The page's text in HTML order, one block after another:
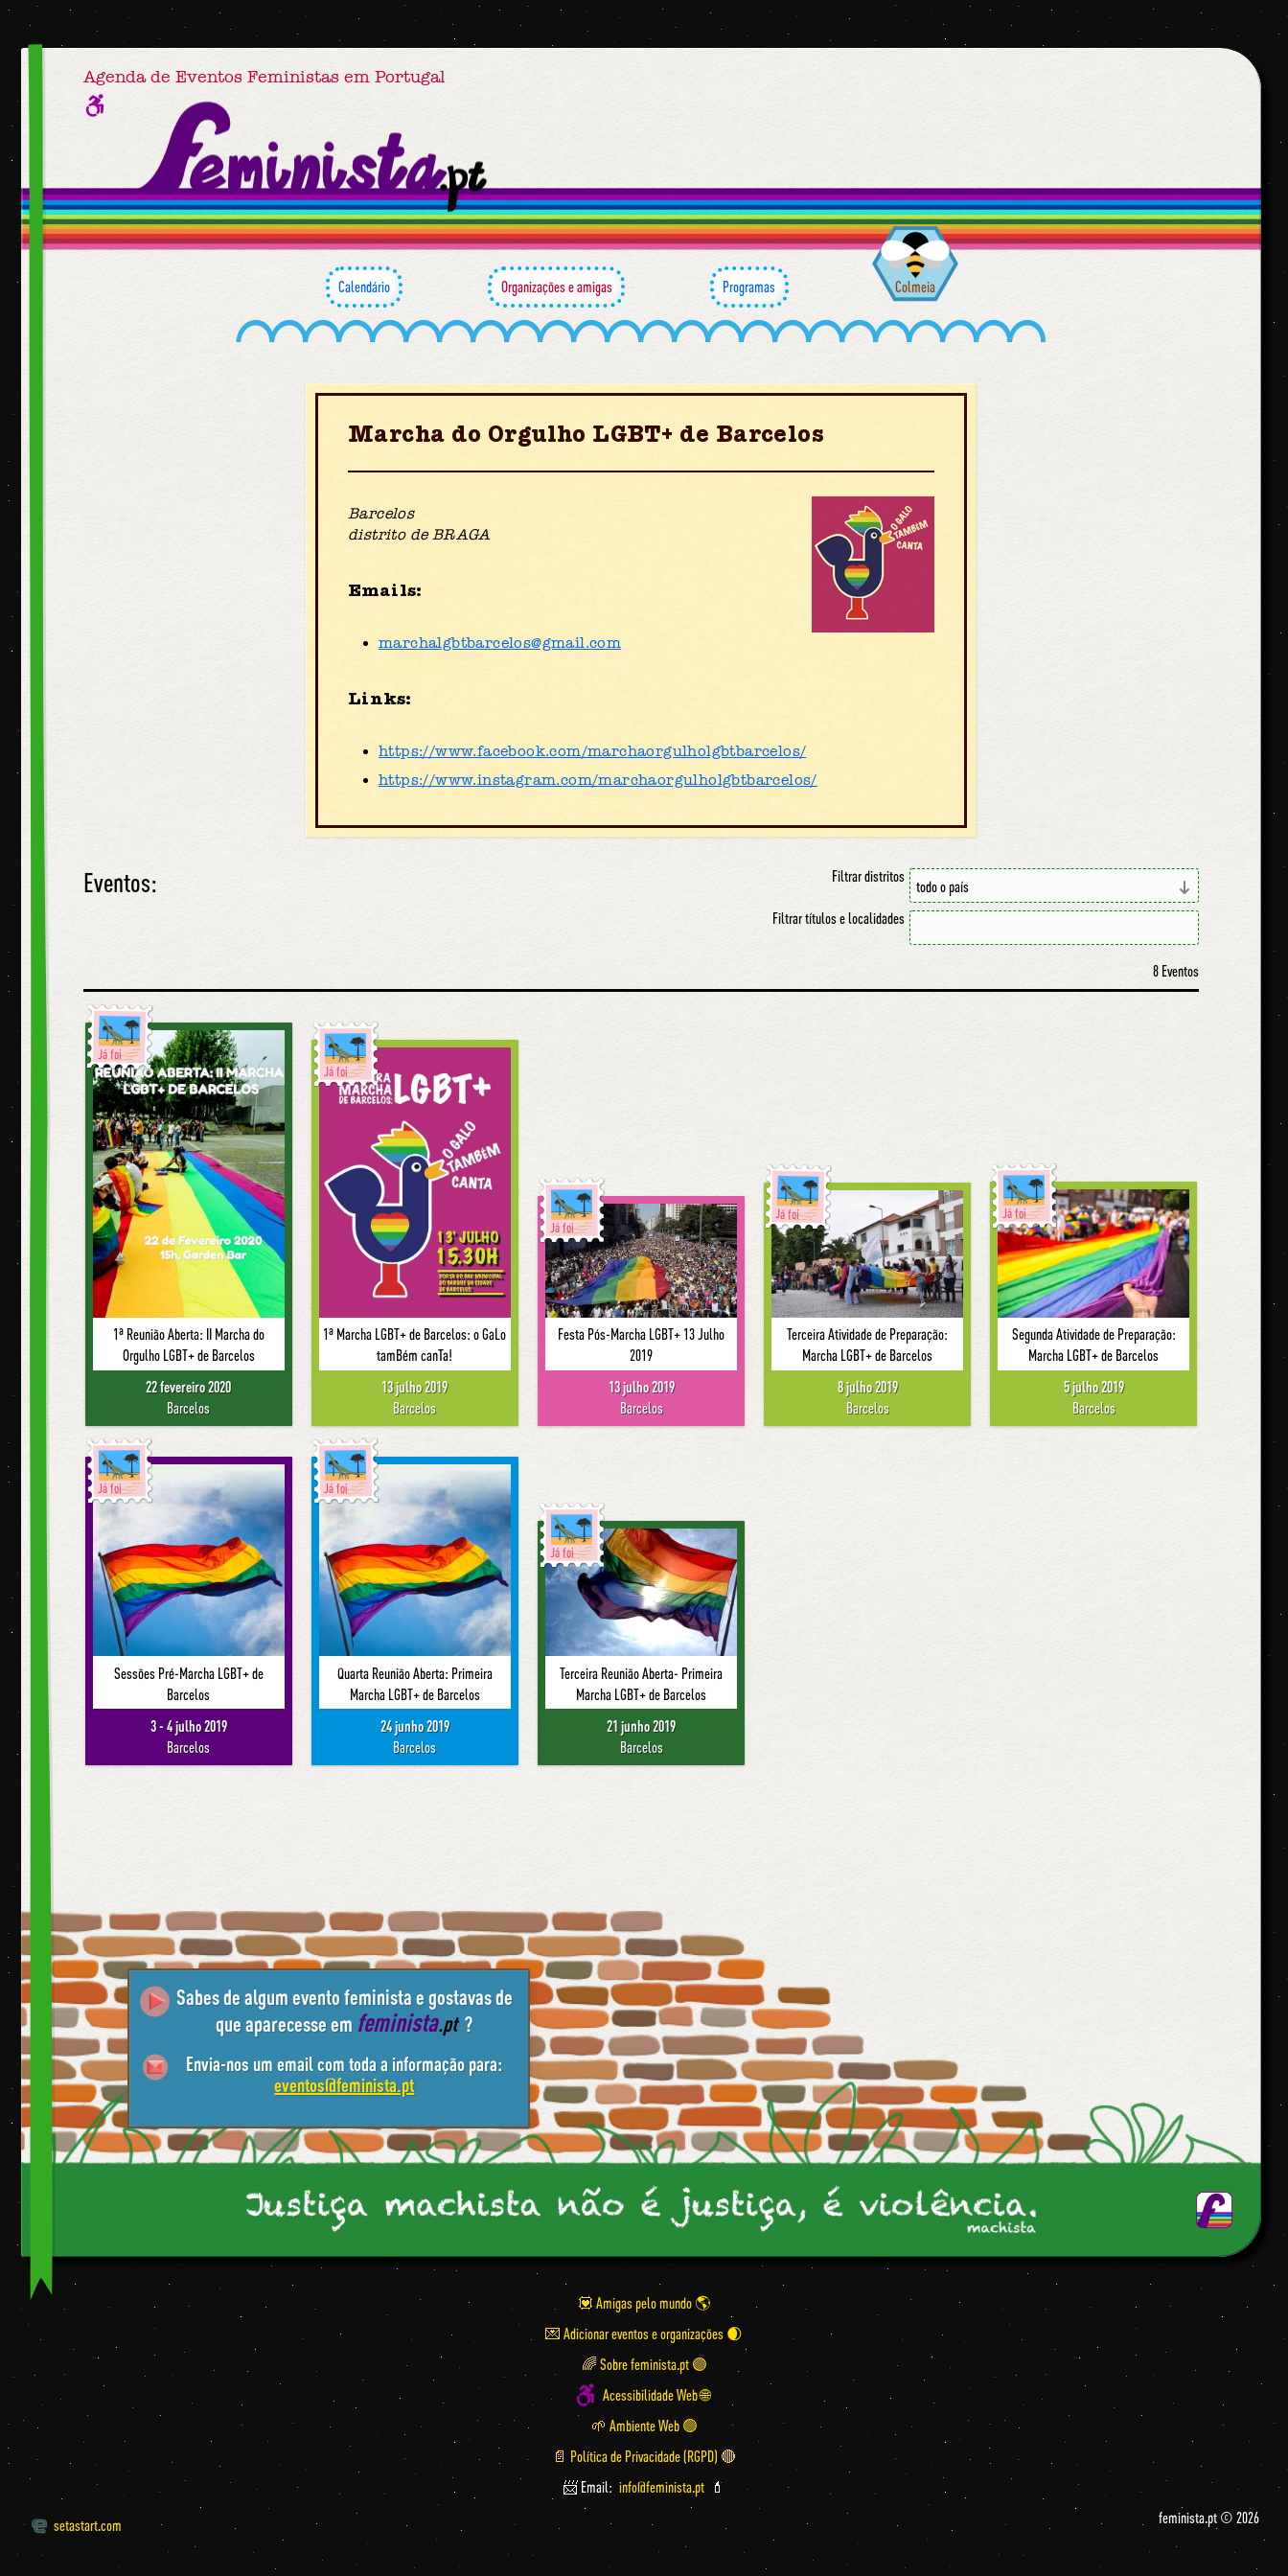
Agenda de Eventos Feministas em Portugal
Calendário Organizações e amigas Programas Colmeia
Marcha do Orgulho LGBT+ de Barcelos
Barcelos
distrito de BRAGA
Emails:
marchalgbtbarcelos@gmail.com
Links:
https://www.facebook.com/marchaorgulholgbtbarcelos/
https://www.instagram.com/marchaorgulholgbtbarcelos/
Eventos: Filtrar distritos
Filtrar títulos e localidades
8 Eventos
Já foi
1ª Reunião Aberta: II Marcha do
Orgulho LGBT+ de Barcelos
22 fevereiro 2020
Barcelos
Já foi
1ª Marcha LGBT+ de Barcelos: o GaLo
tamBém canTa!
13 julho 2019
Barcelos
Já foi
Festa Pós-Marcha LGBT+ 13 Julho
2019
13 julho 2019
Barcelos
Já foi
Terceira Atividade de Preparação:
Marcha LGBT+ de Barcelos
8 julho 2019
Barcelos
Já foi
Segunda Atividade de Preparação:
Marcha LGBT+ de Barcelos
5 julho 2019
Barcelos
Já foi
Sessões Pré-Marcha LGBT+ de
Barcelos
3 - 4 julho 2019
Barcelos
Já foi
Quarta Reunião Aberta: Primeira
Marcha LGBT+ de Barcelos
24 junho 2019
Barcelos
Já foi
Terceira Reunião Aberta- Primeira
Marcha LGBT+ de Barcelos
21 junho 2019
Barcelos
Sabes de algum evento feminista e gostavas de
que aparecesse em feminista.pt ?
Envia-nos um email com toda a informação para:
eventos@feminista.pt
💟 Amigas pelo mundo
💌 Adicionar eventos e organizações
🌈 Sobre feminista.pt 🟣
Acessibilidade Web 🌐
🌱 Ambiente Web 🟢
📄 Política de Privacidade (RGPD) 🔴
📨 Email: info@feminista.pt 💄
setastart.com feminista.pt © 2026